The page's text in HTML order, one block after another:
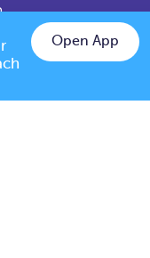
ยกเลิกChat on LINE
Open App